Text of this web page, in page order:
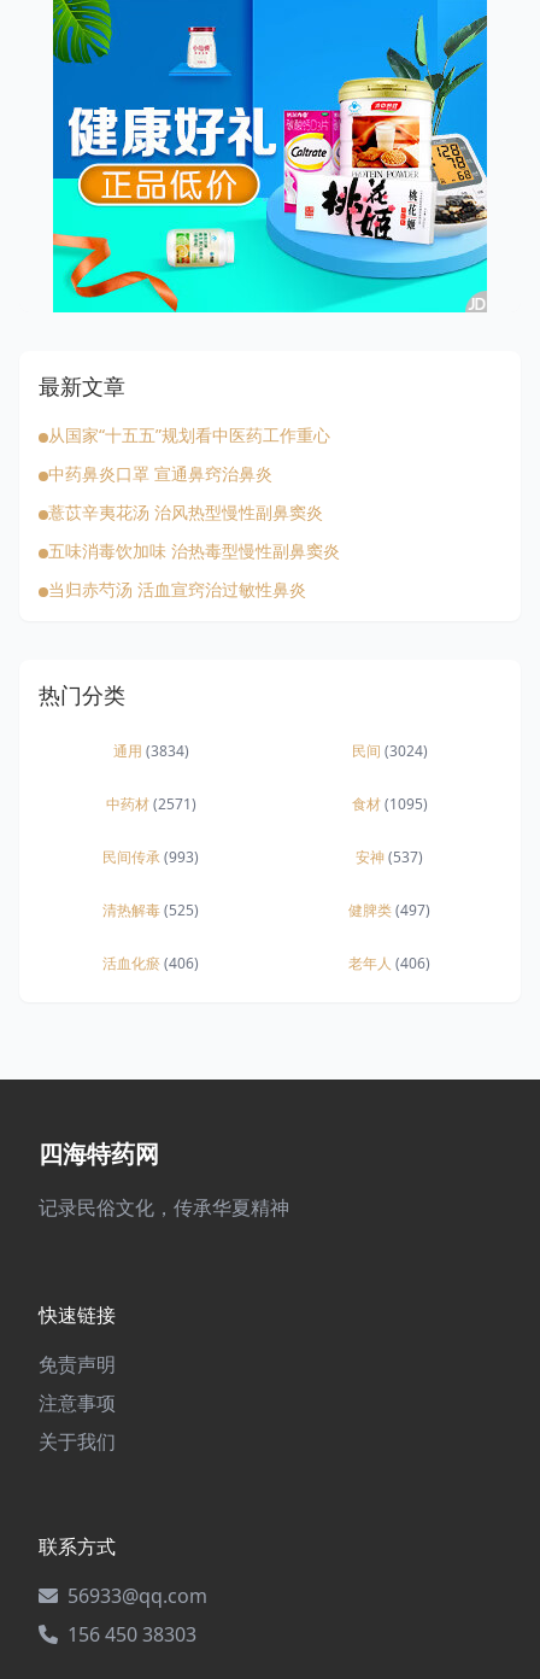
最新文章
从国家“十五五”规划看中医药工作重心
中药鼻炎口罩 宣通鼻窍治鼻炎
薏苡辛夷花汤 治风热型慢性副鼻窦炎
五味消毒饮加味 治热毒型慢性副鼻窦炎
当归赤芍汤 活血宣窍治过敏性鼻炎
热门分类
通用 (3834) 民间 (3024)
中药材(2571) 食材(1095)
民间传承(993) 安神(537)
清热解毒(525) 健脾类(497)
活血化瘀(406) 老年人 (406)
四海特药网
记录民俗文化，传承华夏精神
快速链接
免责声明
注意事项
关于我们
联系方式
56933@qq.com
156 450 38303